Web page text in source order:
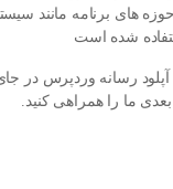
های برنامه مانند
رسانه وردپرس در جای
ما را همراهی کنید.